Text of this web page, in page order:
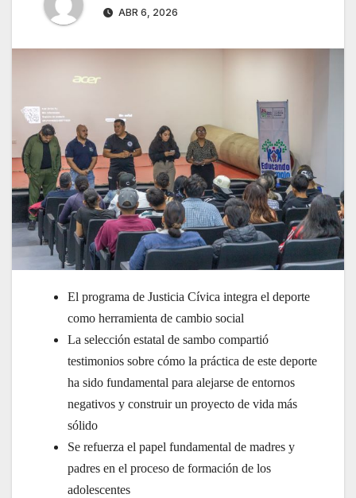
ABR 6, 2026
El programa de Justicia Cívica integra el deporte
como herramienta de cambio social
La selección estatal de sambo compartió
testimonios sobre cómo la práctica de este deporte
ha sido fundamental para alejarse de entornos
negativos y construir un proyecto de vida más
sólido
Se refuerza el papel fundamental de madres y
padres en el proceso de formación de los
adolescentes